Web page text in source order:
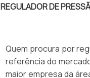
REGULADOR DE
Quem procura por
referência do
maior empresa da